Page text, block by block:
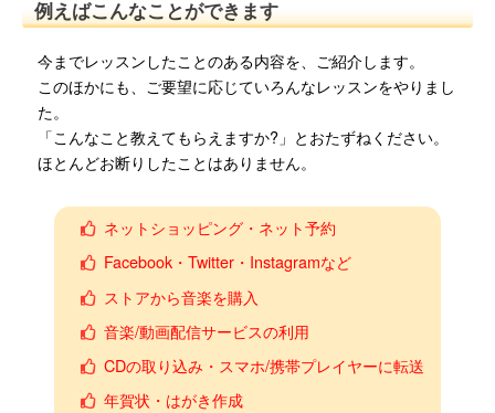
例えばこんなことができます
今までレッスンしたことのある内容を、ご紹介します。
このほかにも、ご要望に応じていろんなレッスンをやりまし
た。
「こんなこと教えてもらえますか?」とおたずねください。
ほとんどお断りしたことはありません。
ネットショッピング・ネット予約
Facebook・Twitter・Instagramなど
ストアから音楽を購入
音楽/動画配信サービスの利用
CDの取り込み・スマホ/携帯プレイヤーに転送
年賀状・はがき作成